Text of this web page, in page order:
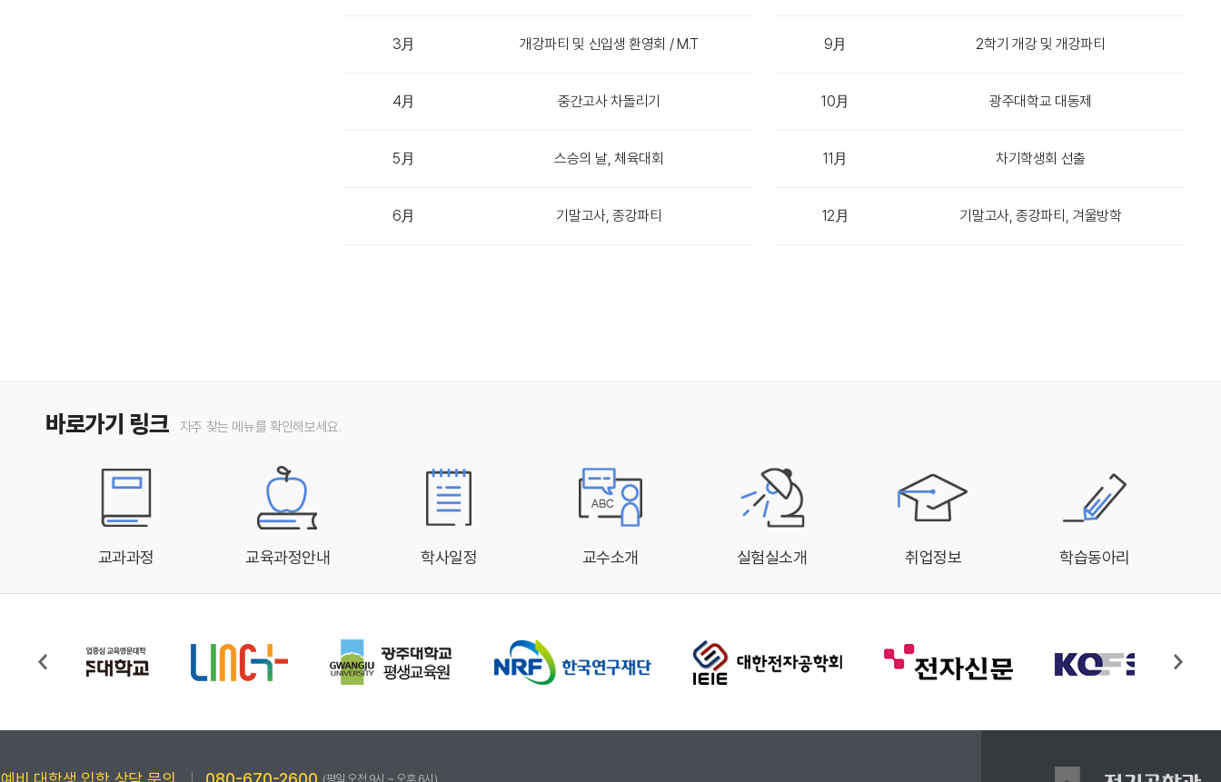
3月 개강파티 및 신입생 환영회 / M.T
4月 중간고사 차돌리기
5月 스승의 날, 체육대회
6月 기말고사, 종강파티
9月 2학기 개강 및 개강파티
10月 광주대학교 대동제
11月 차기학생회 선출
12月 기말고사, 종강파티, 겨울방학
바로가기 링크 자주 찾는 메뉴를 확인해보세요.
교과과정 교육과정안내 학사일정 교수소개 실험실소개 취업정보 학습동아리
(평일 오전 9시 ~ 오후 6시)